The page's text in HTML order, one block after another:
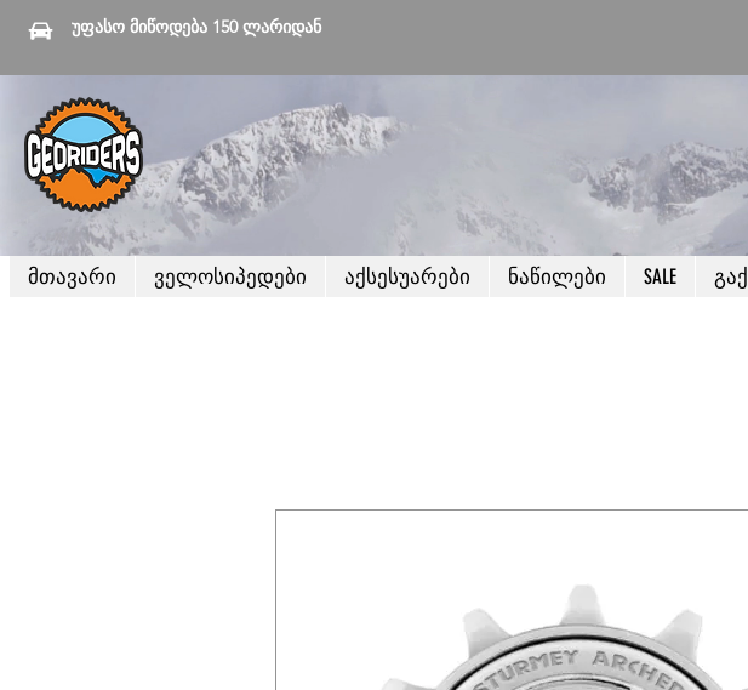
უფასო მიწოდება 150 ლარიდან
მთავარი ველოსიპედები აქსესუარები ნაწილები SALE